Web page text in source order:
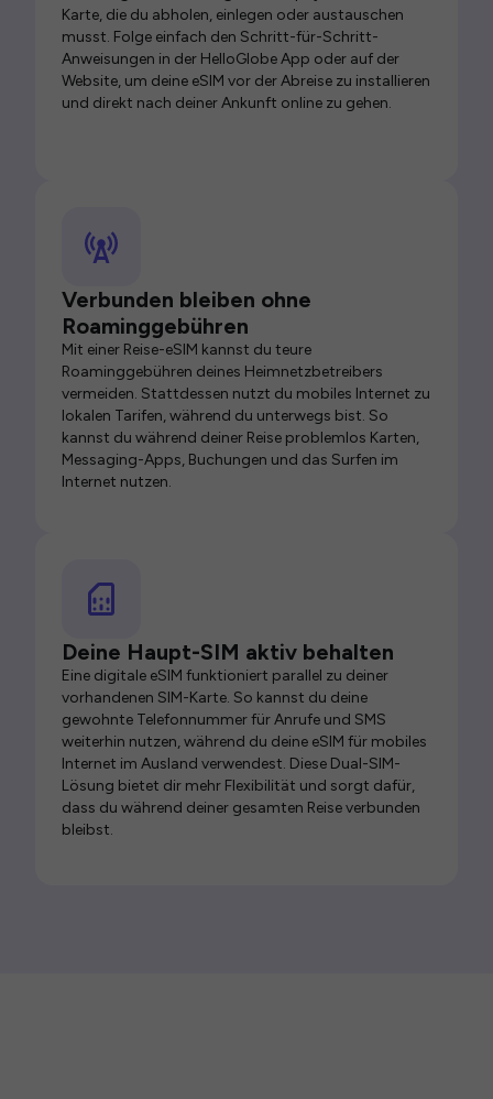
Karte, die du abholen, einlegen oder austauschen
musst. Folge einfach den Schritt-für-Schritt-
Anweisungen in der HelloGlobe App oder auf der
Website, um deine eSIM vor der Abreise zu installieren
und direkt nach deiner Ankunft online zu gehen.
Verbunden bleiben ohne
Roaminggebühren
Mit einer Reise-eSIM kannst du teure
Roaminggebühren deines Heimnetzbetreibers
vermeiden. Stattdessen nutzt du mobiles Internet zu
lokalen Tarifen, während du unterwegs bist. So
kannst du während deiner Reise problemlos Karten,
Messaging-Apps, Buchungen und das Surfen im
Internet nutzen.
Deine Haupt-SIM aktiv behalten
Eine digitale eSIM funktioniert parallel zu deiner
vorhandenen SIM-Karte. So kannst du deine
gewohnte Telefonnummer für Anrufe und SMS
weiterhin nutzen, während du deine eSIM für mobiles
Internet im Ausland verwendest. Diese Dual-SIM-
Lösung bietet dir mehr Flexibilität und sorgt dafür,
dass du während deiner gesamten Reise verbunden
bleibst.